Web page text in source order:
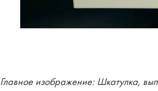
Главное изображение: Шкатулка,